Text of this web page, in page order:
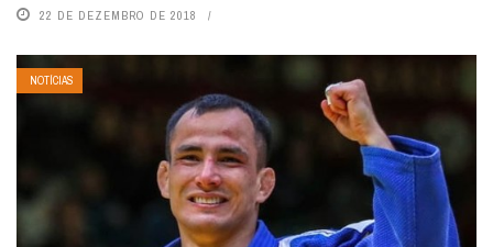
22 DE DEZEMBRO DE 2018
NOTÍCIAS